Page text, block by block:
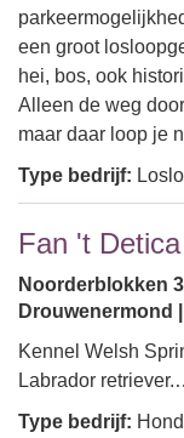
een groot
hei, bos, ook
Alleen de weg
maar daar loop je
Type bedrijf:
Fan 't Detica
Noorderblokken
Drouwenermond |
Kennel Welsh
Labrador
Type bedrijf: